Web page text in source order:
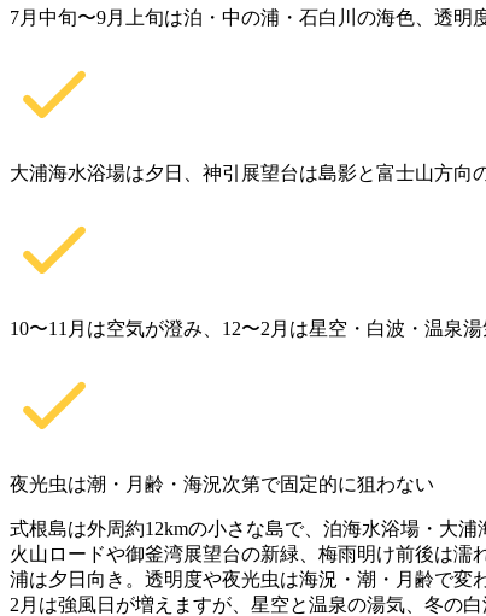
7月中旬〜9月上旬は泊・中の浦・石白川の海色、透明
大浦海水浴場は夕日、神引展望台は島影と富士山方向
10〜11月は空気が澄み、12〜2月は星空・白波・温泉
夜光虫は潮・月齢・海況次第で固定的に狙わない
式根島は外周約12kmの小さな島で、泊海水浴場・大
火山ロードや御釜湾展望台の新緑、梅雨明け前後は
浦は夕日向き。透明度や夜光虫は海況・潮・月齢で変
2月は強風日が増えますが、星空と温泉の湯気、冬の